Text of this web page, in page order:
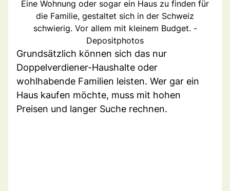
Eine Wohnung oder sogar ein Haus zu finden für
die Familie, gestaltet sich in der Schweiz
schwierig. Vor allem mit kleinem Budget. -
Depositphotos
Grundsätzlich können sich das nur
Doppelverdiener-Haushalte oder
wohlhabende Familien leisten. Wer gar ein
Haus kaufen möchte, muss mit hohen
Preisen und langer Suche rechnen.